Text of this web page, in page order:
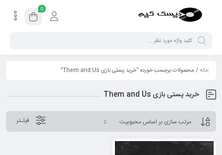
0
خانه/ محصولات برچسب خورده “خرید پستی بازی Them and Us”
خرید پستی بازی Them and Us
فیلـتر